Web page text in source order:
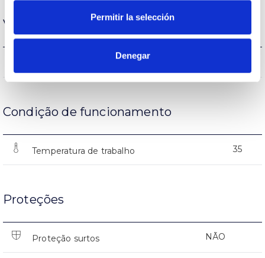
Permitir la selección
Denegar
Vida
(L70B50>)50.000h
Condição de funcionamento
Temperatura de trabalho 35
Proteções
Proteção surtos NÃO